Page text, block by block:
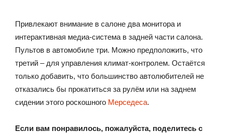
Привлекают внимание в салоне два монитора и
интерактивная медиа-система в задней части салона.
Пультов в автомобиле три. Можно предположить, что
третий – для управления климат-контролем. Остаётся
только добавить, что большинство автолюбителей не
отказались бы прокатиться за рулём или на заднем
сидении этого роскошного Мерседеса.
Если вам понравилось, пожалуйста, поделитесь с